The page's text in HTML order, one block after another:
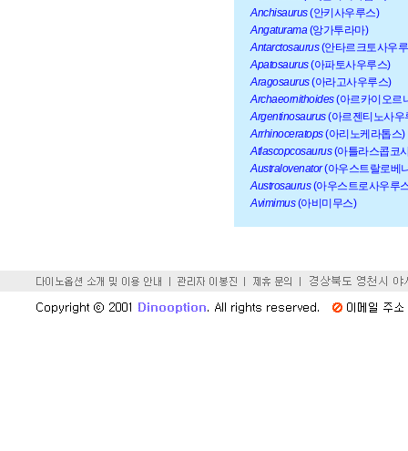
Anchisaurus(안키사우루스)
Angaturama(앙가투라마)
Antarctosaurus(안타르크토사우
Apatosaurus(아파토사우루스)
Aragosaurus(아라고사우루스)
Archaeornithoides(아르카이오르
Argentinosaurus(아르젠티노사우
Arrhinoceratops(아리노케라톱스)
Atlascopcosaurus(아틀라스콥코
Australovenator(아우스트랄로베
Austrosaurus(아우스트로사우루
Avimimus(아비미무스)